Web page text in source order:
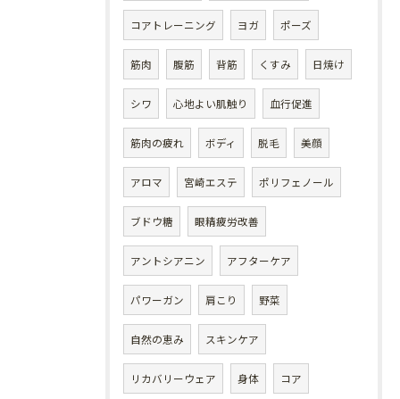
コアトレーニング ヨガ ポーズ
筋肉 腹筋 背筋 くすみ 日焼け
シワ 心地よい肌触り 血行促進
筋肉の疲れ ボディ 脱毛 美顔
アロマ 宮崎エステ ポリフェノール
ブドウ糖 眼精疲労改善
アントシアニン アフターケア
パワーガン 肩こり 野菜
自然の恵み スキンケア
リカバリーウェア 身体 コア